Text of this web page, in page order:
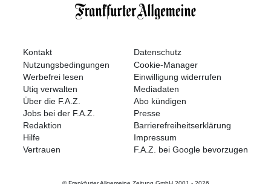
Kontakt
Datenschutz
Nutzungsbedingungen
Cookie-Manager
Werbefrei lesen
Einwilligung widerrufen
Utiq verwalten
Mediadaten
Über die F.A.Z.
Abo kündigen
Jobs bei der F.A.Z.
Presse
Redaktion
Barrierefreiheitserklärung
Hilfe
Impressum
Vertrauen
F.A.Z. bei Google bevorzugen